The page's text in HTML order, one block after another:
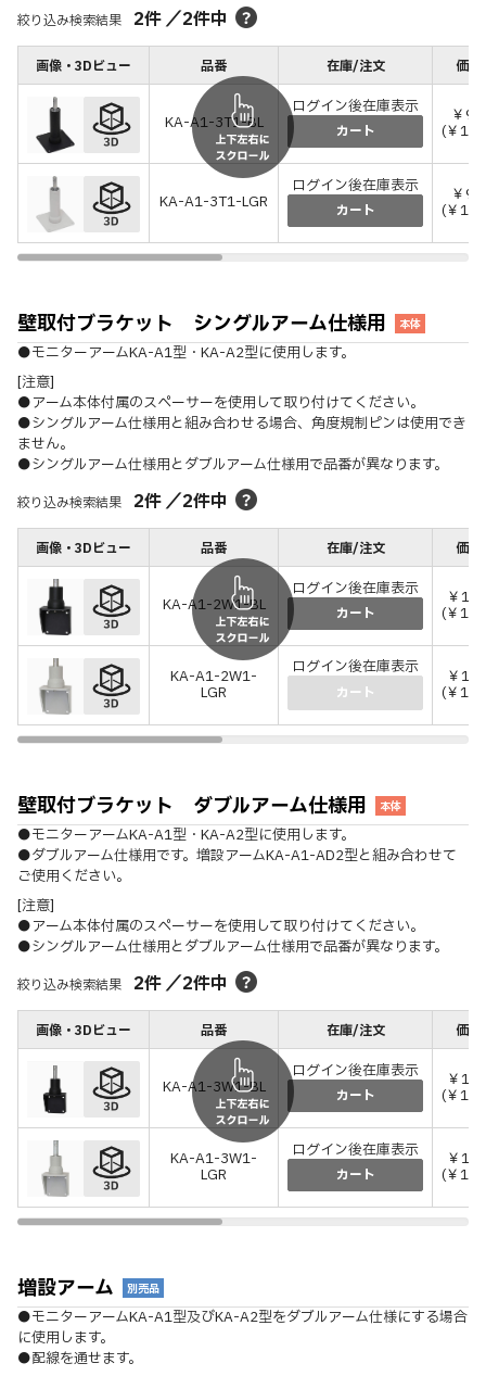
絞り込み検索結果 2件／2件中
画像・3Dビュー 品番 在庫/注文 価格
KA-A1-3T1-BL
ログイン後在庫表示
カート
￥
(￥
KA-A1-3T1-LGR
ログイン後在庫表示
カート
￥
(￥
壁取付ブラケット シングルアーム仕様用 本体
●モニターアームKA-A1型・KA-A2型に使用します。
[注意]
●アーム本体付属のスペーサーを使用して取り付けてください。
●シングルアーム仕様用と組み合わせる場合、角度規制ピンは使用でき
ません。
●シングルアーム仕様用とダブルアーム仕様用で品番が異なります。
絞り込み検索結果 2件／2件中
画像・3Dビュー 品番 在庫/注文 価格
KA-A1-2W1-BL
ログイン後在庫表示
カート
￥
(￥
KA-A1-2W1-
LGR
ログイン後在庫表示
カート
￥
(￥
壁取付ブラケット ダブルアーム仕様用 本体
●モニターアームKA-A1型・KA-A2型に使用します。
●ダブルアーム仕様用です。増設アームKA-A1-AD2型と組み合わせて
ご使用ください。
[注意]
●アーム本体付属のスペーサーを使用して取り付けてください。
●シングルアーム仕様用とダブルアーム仕様用で品番が異なります。
絞り込み検索結果 2件／2件中
画像・3Dビュー 品番 在庫/注文 価格
KA-A1-3W1-BL
ログイン後在庫表示
カート
￥
(￥
KA-A1-3W1-
LGR
ログイン後在庫表示
カート
￥
(￥
増設アーム 別売品
●モニターアームKA-A1型及びKA-A2型をダブルアーム仕様にする場合
に使用します。
●配線を通せます。